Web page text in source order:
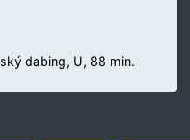
dabing, U, 88 min.